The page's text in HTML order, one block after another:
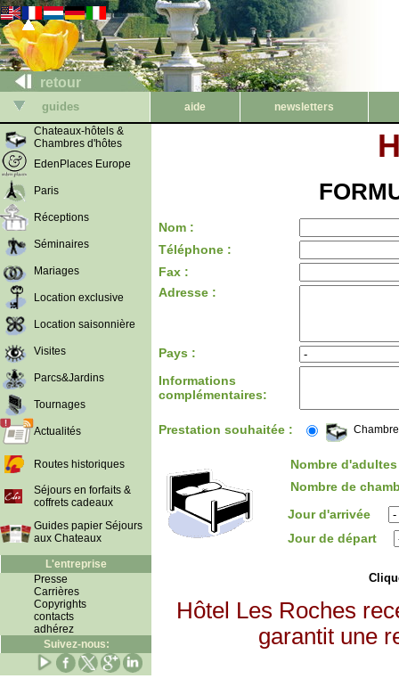
retour
guides aide
newsletters
Chateaux-hôtels &
Chambres d'hôtes
EdenPlaces Europe
Paris
Réceptions
Séminaires
Mariages
Location exclusive
Location saisonnière
Visites
Parcs&Jardins
Tournages
Actualités
Routes historiques
Séjours en forfaits &
coffrets cadeaux
Guides papier Séjours
aux Chateaux
L'entreprise
Presse
Carrières
Copyrights
contacts
adhérez
Suivez-nous:
Nom :
Téléphone :
Fax :
Adresse :
Pays :
Informations
complémentaires:
Prestation souhaitée :
Nombre
Nombre de
Jour d'arrivée
Jour de départ
Hôtel Les Roches
garantit une